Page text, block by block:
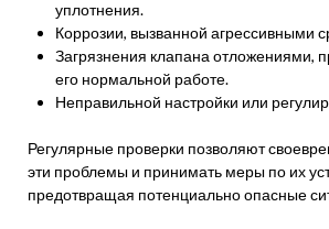
уплотнения.
Коррозии, вызванной агрессивными
Загрязнения клапана отложениями,
его нормальной работе.
Неправильной настройки или
Регулярные проверки позволяют
эти проблемы и принимать меры по их
предотвращая потенциально опасные